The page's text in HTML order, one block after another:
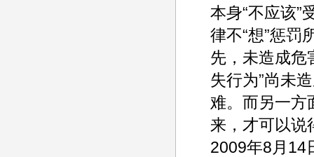
本身“不应该”
律不“想”惩罚
先，未造成危
失行为”尚未
难。而另一方
来，才可以说
2009年8月14